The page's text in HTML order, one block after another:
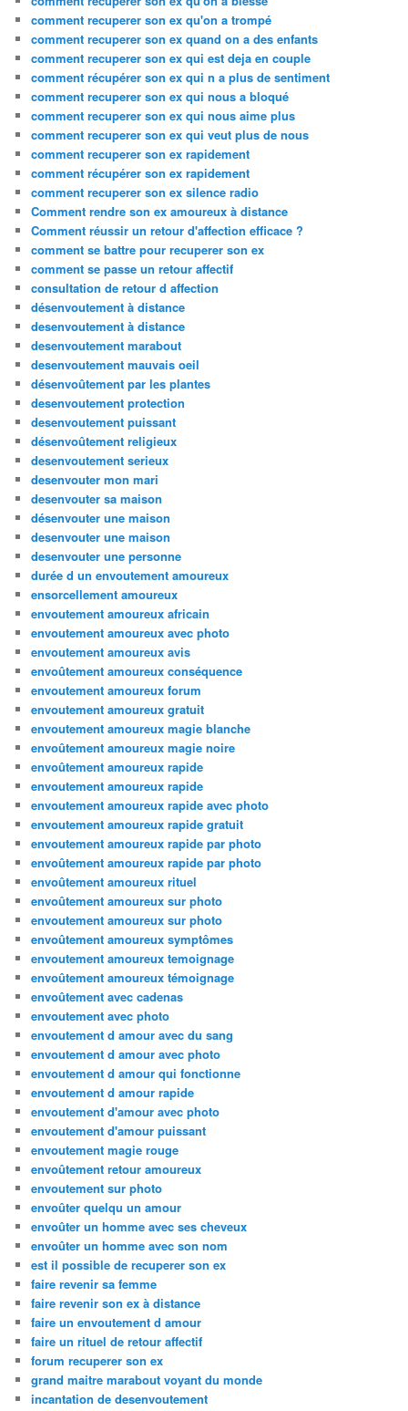
comment recuperer son ex qu'on a trompé
comment recuperer son ex quand on a des enfants
comment recuperer son ex qui est deja en couple
comment récupérer son ex qui n a plus de sentiment
comment recuperer son ex qui nous a bloqué
comment recuperer son ex qui nous aime plus
comment recuperer son ex qui veut plus de nous
comment recuperer son ex rapidement
comment récupérer son ex rapidement
comment recuperer son ex silence radio
Comment rendre son ex amoureux à distance
Comment réussir un retour d'affection efficace ?
comment se battre pour recuperer son ex
comment se passe un retour affectif
consultation de retour d affection
désenvoutement à distance
desenvoutement à distance
desenvoutement marabout
desenvoutement mauvais oeil
désenvoûtement par les plantes
desenvoutement protection
desenvoutement puissant
désenvoûtement religieux
desenvoutement serieux
desenvouter mon mari
desenvouter sa maison
désenvouter une maison
desenvouter une maison
desenvouter une personne
durée d un envoutement amoureux
ensorcellement amoureux
envoutement amoureux africain
envoutement amoureux avec photo
envoutement amoureux avis
envoûtement amoureux conséquence
envoutement amoureux forum
envoutement amoureux gratuit
envoutement amoureux magie blanche
envoûtement amoureux magie noire
envoûtement amoureux rapide
envoutement amoureux rapide
envoutement amoureux rapide avec photo
envoutement amoureux rapide gratuit
envoutement amoureux rapide par photo
envoûtement amoureux rapide par photo
envoûtement amoureux rituel
envoûtement amoureux sur photo
envoutement amoureux sur photo
envoûtement amoureux symptômes
envoutement amoureux temoignage
envoûtement amoureux témoignage
envoûtement avec cadenas
envoutement avec photo
envoutement d amour avec du sang
envoutement d amour avec photo
envoutement d amour qui fonctionne
envoutement d amour rapide
envoutement d'amour avec photo
envoutement d'amour puissant
envoutement magie rouge
envoûtement retour amoureux
envoutement sur photo
envoûter quelqu un amour
envoûter un homme avec ses cheveux
envoûter un homme avec son nom
est il possible de recuperer son ex
faire revenir sa femme
faire revenir son ex à distance
faire un envoutement d amour
faire un rituel de retour affectif
forum recuperer son ex
grand maitre marabout voyant du monde
incantation de desenvoutement